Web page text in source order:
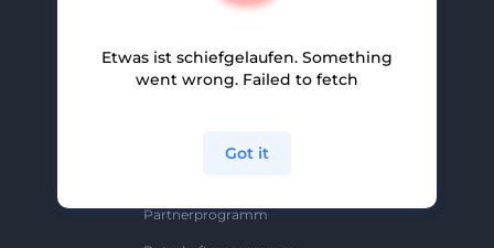
Partnerprogramm
Partnerprogramm
Etwas ist schiefgelaufen. Something
went wrong. Failed to fetch
Got it